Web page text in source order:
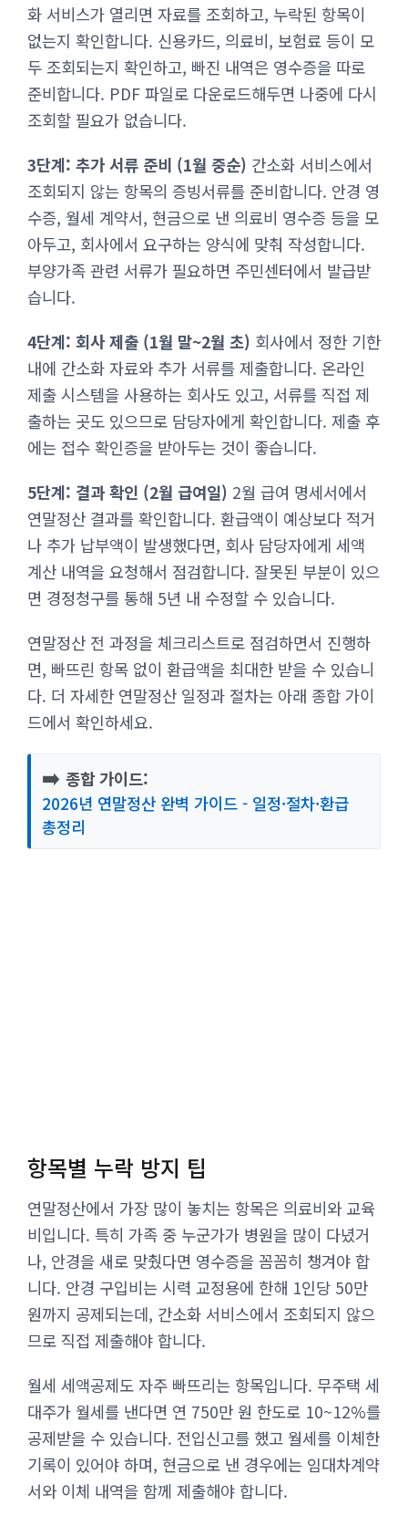
화 서비스가 열리면 자료를 조회하고, 누락된 항목이
없는지 확인합니다. 신용카드, 의료비, 보험료 등이 모
두 조회되는지 확인하고, 빠진 내역은 영수증을 따로
준비합니다. PDF 파일로 다운로드해두면 나중에 다시
조회할 필요가 없습니다.
3단계: 추가 서류 준비 (1월 중순) 간소화 서비스에서
조회되지 않는 항목의 증빙서류를 준비합니다. 안경 영
수증, 월세 계약서, 현금으로 낸 의료비 영수증 등을 모
아두고, 회사에서 요구하는 양식에 맞춰 작성합니다.
부양가족 관련 서류가 필요하면 주민센터에서 발급받
습니다.
4단계: 회사 제출 (1월 말~2월 초) 회사에서 정한 기한
내에 간소화 자료와 추가 서류를 제출합니다. 온라인
제출 시스템을 사용하는 회사도 있고, 서류를 직접 제
출하는 곳도 있으므로 담당자에게 확인합니다. 제출 후
에는 접수 확인증을 받아두는 것이 좋습니다.
5단계: 결과 확인 (2월 급여일) 2월 급여 명세서에서
연말정산 결과를 확인합니다. 환급액이 예상보다 적거
나 추가 납부액이 발생했다면, 회사 담당자에게 세액
계산 내역을 요청해서 점검합니다. 잘못된 부분이 있으
면 경정청구를 통해 5년 내 수정할 수 있습니다.
연말정산 전 과정을 체크리스트로 점검하면서 진행하
면, 빠뜨린 항목 없이 환급액을 최대한 받을 수 있습니
다. 더 자세한 연말정산 일정과 절차는 아래 종합 가이
드에서 확인하세요.
➡️ 종합 가이드:
2026년 연말정산 완벽 가이드 - 일정·절차·환급
총정리
항목별 누락 방지 팁
연말정산에서 가장 많이 놓치는 항목은 의료비와 교육
비입니다. 특히 가족 중 누군가가 병원을 많이 다녔거
나, 안경을 새로 맞췄다면 영수증을 꼼꼼히 챙겨야 합
니다. 안경 구입비는 시력 교정용에 한해 1인당 50만
원까지 공제되는데, 간소화 서비스에서 조회되지 않으
므로 직접 제출해야 합니다.
월세 세액공제도 자주 빠뜨리는 항목입니다. 무주택 세
대주가 월세를 낸다면 연 750만 원 한도로 10~12%를
공제받을 수 있습니다. 전입신고를 했고 월세를 이체한
기록이 있어야 하며, 현금으로 낸 경우에는 임대차계약
서와 이체 내역을 함께 제출해야 합니다.